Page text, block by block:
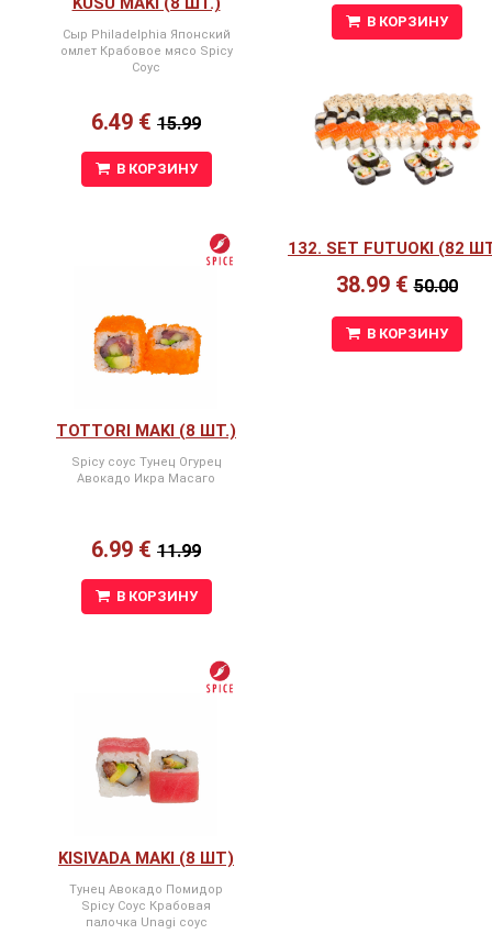
Сыр Philadelphia Японский
омлет Крабовое мясо Spicy
Соус
6.49 € 15.99
В КОРЗИНУ
TOTTORI MAKI (8 ШТ.)
Spicy соус Тунец Огурец
Авокадо Икра Масаго
6.99 € 11.99
В КОРЗИНУ
KISIVADA MAKI (8 ШТ)
Тунец Авокадо Помидор
Spicy Соус Крабовая
палочка Unagi соус
В КОРЗИНУ
132. SET FUTUOKI (82
38.99 €50.00
В КОРЗИНУ